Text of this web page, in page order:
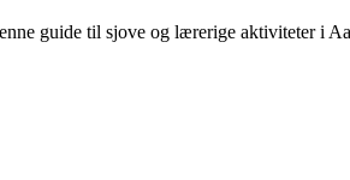
guide til sjove og lærerige aktiviteter i